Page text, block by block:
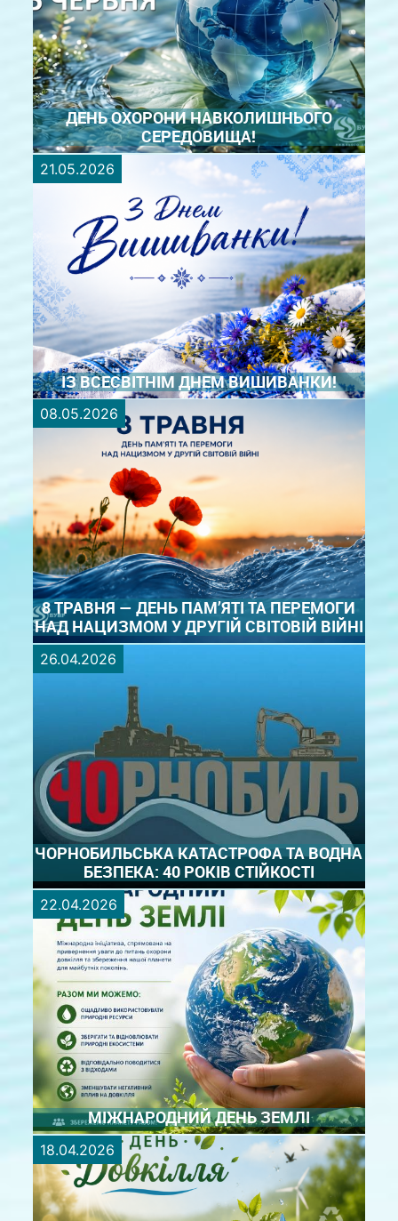
«Каховське водосховище: вплив на клімат і
досягнення Цілей сталого розвитку», присвяченій
третій річниці ...
ДЕТАЛЬНІШЕ
ДЕНЬ ОХОРОНИ НАВКОЛИШНЬОГО
СЕРЕДОВИЩА!
Щороку 5 червня світ відзначає Всесвітній день
охорони довкілля. Це важливе нагадування про те,
що краса й багатство природи — не безмежні, а
відповідальність за її збереження лежить на
кожному з нас. Чисті річки, густі ліси, родючі землі
та прозоре ...
ДЕТАЛЬНІШЕ
21.05.2026
ІЗ ВСЕСВІТНІМ ДНЕМ ВИШИВАНКИ!
З Днем вишиванки! Уже 20 років поспіль це
травневе свято об’єднує українців по всьому
світу. За цей час воно перетворилося на
справжній маніфест єдності, любові до свого
коріння та поваги до української автентики,
нагадуючи нам, хто ми є, звідки ...
ДЕТАЛЬНІШЕ
08.05.2026
8 ТРАВНЯ — ДЕНЬ ПАМ’ЯТІ ТА ПЕРЕМОГИ
НАД НАЦИЗМОМ У ДРУГІЙ СВІТОВІЙ ВІЙНІ
8 травня — День пам’яті та перемоги над
нацизмом у Другій світовій війні 1939–1945 років.
Сьогодні ми вшановуємо пам’ять мільйонів людей,
чиї життя забрала війна. Це день скорботи,
вдячності та нагадування про цінність миру.
Згадуємо ...
ДЕТАЛЬНІШЕ
26.04.2026
ЧОРНОБИЛЬСЬКА КАТАСТРОФА ТА ВОДНА
БЕЗПЕКА: 40 РОКІВ СТІЙКОСТІ
Сьогодні минає чотири десятиліття з моменту,
коли 26 квітня 1986 року світ здригнувся від
вибуху на Чорнобильській атомній електростанції.
40 років — це символічна межа зміни двох
поколінь, за яких досвід ліквідаторів тієї страшної
аварії став фундаментом ...
ДЕТАЛЬНІШЕ
22.04.2026
МІЖНАРОДНИЙ ДЕНЬ ЗЕМЛІ
22 квітня у світі відзначається Міжнародний день
Землі — міжнародна екологічна ініціатива,
спрямована на привернення уваги до питань
18.04.2026